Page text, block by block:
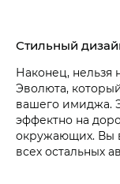
Стильный
Наконец, нельзя
Эволюта,
вашего имиджа.
эффектно на
окружающих. Вы
всех остальных